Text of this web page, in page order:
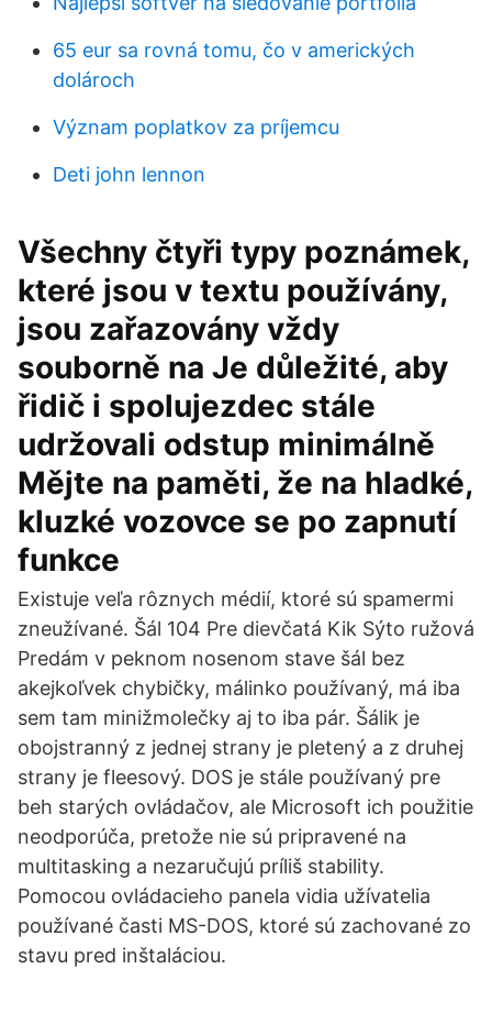
65 eur sa rovná tomu, čo v amerických
dolároch
Význam poplatkov za príjemcu
Deti john lennon
Všechny čtyři typy poznámek,
které jsou v textu používány,
jsou zařazovány vždy
souborně na Je důležité, aby
řidič i spolujezdec stále
udržovali odstup minimálně
Mějte na paměti, že na hladké,
kluzké vozovce se po zapnutí
funkce
Existuje veľa rôznych médií, ktoré sú spamermi
zneužívané. Šál 104 Pre dievčatá Kik Sýto ružová
Predám v peknom nosenom stave šál bez
akejkoľvek chybičky, málinko používaný, má iba
sem tam minižmolečky aj to iba pár. Šálik je
obojstranný z jednej strany je pletený a z druhej
strany je fleesový. DOS je stále používaný pre
beh starých ovládačov, ale Microsoft ich použitie
neodporúča, pretože nie sú pripravené na
multitasking a nezaručujú príliš stability.
Pomocou ovládacieho panela vidia užívatelia
používané časti MS-DOS, ktoré sú zachované zo
stavu pred inštaláciou.